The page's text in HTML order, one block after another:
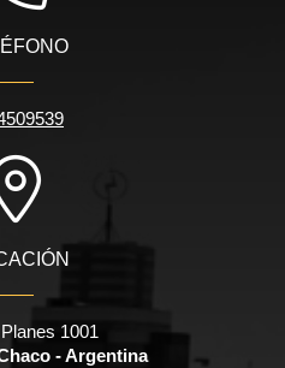
1001
- Argentina